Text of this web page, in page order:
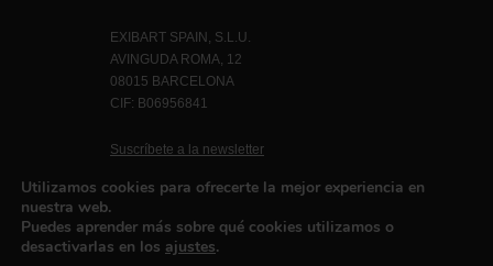
EXIBART SPAIN, S.L.U.
AVINGUDA ROMA, 12
08015 BARCELONA
CIF: B06956841
Suscríbete a la newsletter
Política de privacidad
Utilizamos cookies para ofrecerte la mejor experiencia en
nuestra web.
Puedes aprender más sobre qué cookies utilizamos o
desactivarlas en los ajustes.